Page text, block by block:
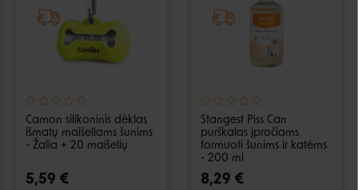
Camon silikoninis dėklas
išmatų maišeliams šunims
- Žalia + 20 maišelių
5,59 €
Stangest Piss Can
purškalas įpročiams
formuoti šunims ir katėms
- 200 ml
8,29 €